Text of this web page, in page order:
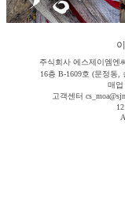
주식회사 에스제이엠엔
16층 B-1609호 (문정동,
매업
고객센터